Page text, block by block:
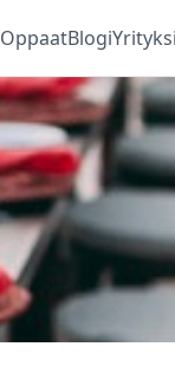
OppaatBlogi